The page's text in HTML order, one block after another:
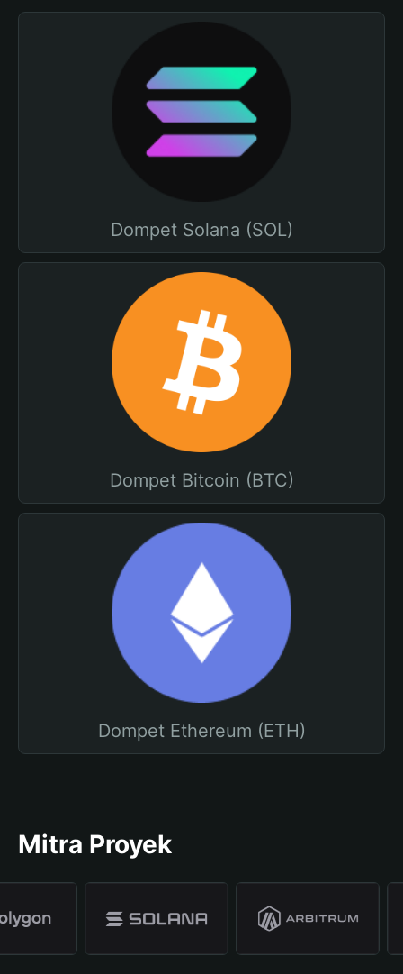
Dompet Solana (SOL)
Dompet Bitcoin (BTC)
Dompet Ethereum (ETH)
Mitra Proyek